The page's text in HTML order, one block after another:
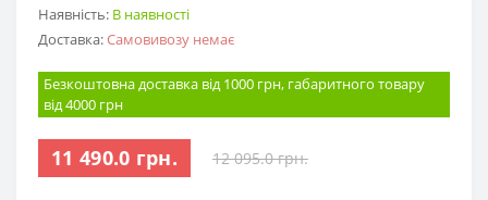
Наявність: В наявності
Доставка:Самовивозу немає
Безкоштовна доставка від 1000 грн, габаритного товару
від 4000 грн
11 490.0 грн. 12 095.0 грн.